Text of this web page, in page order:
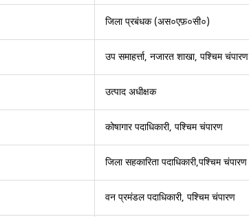
जिला प्रबंधक (अस०एफ़०सी०)
उप समाहर्त्ता, नजारत शाखा, पश्चिम चंपारण
उत्पाद अधीक्षक
कोषागार पदाधिकारी, पश्चिम चंपारण
जिला सहकारिता पदाधिकारी,पश्चिम चंपारण
वन प्रमंडल पदाधिकारी, पश्चिम चंपारण